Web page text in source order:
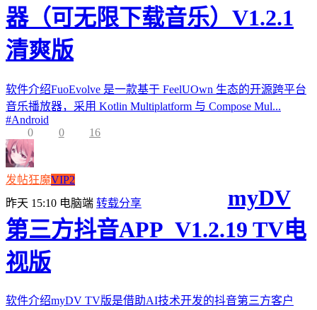
器（可无限下载音乐）V1.2.1
清爽版
软件介绍FuoEvolve 是一款基于 FeelUOwn 生态的开源跨平台
音乐播放器，采用 Kotlin Multiplatform 与 Compose Mul...
#Android
0
0 16
发帖狂魔VIP2
昨天 15:10 电脑端 转载分享
myDV
第三方抖音APP_V1.2.19 TV电
视版
软件介绍myDV TV版是借助AI技术开发的抖音第三方客户